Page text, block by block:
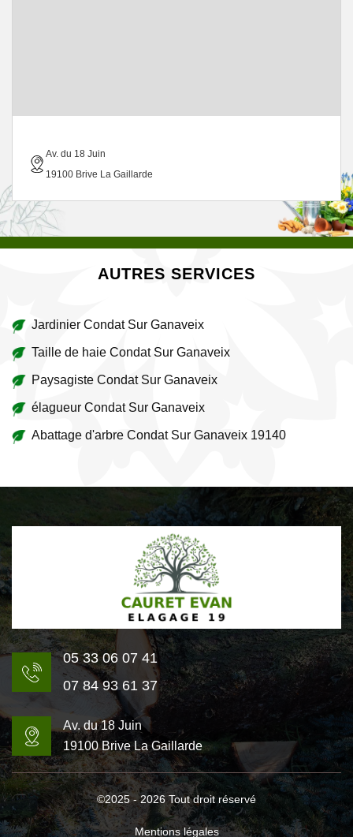
Av. du 18 Juin
19100 Brive La Gaillarde
AUTRES SERVICES
Jardinier Condat Sur Ganaveix
Taille de haie Condat Sur Ganaveix
Paysagiste Condat Sur Ganaveix
élagueur Condat Sur Ganaveix
Abattage d'arbre Condat Sur Ganaveix 19140
05 33 06 07 41
07 84 93 61 37
Av. du 18 Juin
19100 Brive La Gaillarde
©2025 - 2026 Tout droit réservé
Mentions légales